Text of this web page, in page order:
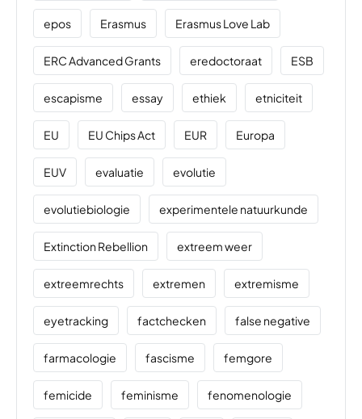
epos Erasmus Erasmus Love Lab
ERC Advanced Grants eredoctoraat ESB
escapisme essay ethiek etniciteit
EU EU Chips Act EUR Europa
EUV evaluatie evolutie
evolutiebiologie experimentele natuurkunde
Extinction Rebellion extreem weer
extreemrechts extremen extremisme
eyetracking factchecken false negative
farmacologie fascisme femgore
femicide feminisme fenomenologie